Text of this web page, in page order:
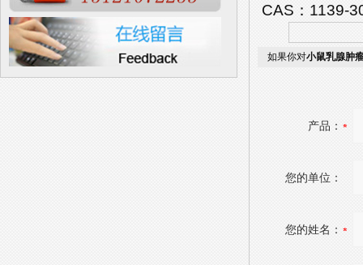
CAS：1139-
如果你对小鼠乳腺肿
产品：
您的单位：
您的姓名：